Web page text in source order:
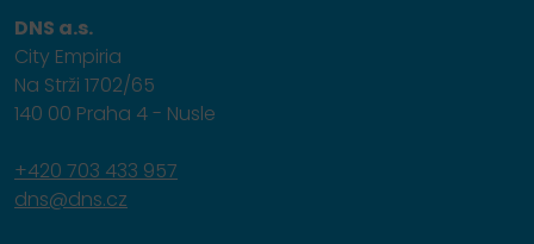
DNS a.s.
City Empiria
Na Strži 1702/65
140 00 Praha 4 - Nusle
+420 703 433 957
dns@dns.cz